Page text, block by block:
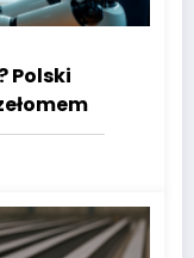
Polski